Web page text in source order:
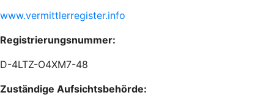
www.vermittlerregister.info
Registrierungsnummer:
D-4LTZ-O4XM7-48
Zuständige Aufsichtsbehörde: